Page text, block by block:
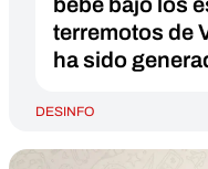
terremotos de
ha sido
DESINFO